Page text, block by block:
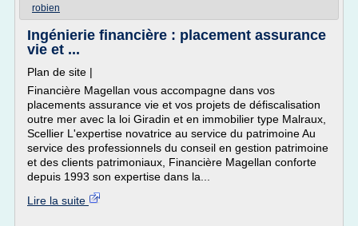
robien
Ingénierie financière : placement assurance
vie et ...
Plan de site |
Financière Magellan vous accompagne dans vos
placements assurance vie et vos projets de défiscalisation
outre mer avec la loi Giradin et en immobilier type Malraux,
Scellier L'expertise novatrice au service du patrimoine Au
service des professionnels du conseil en gestion patrimoine
et des clients patrimoniaux, Financière Magellan conforte
depuis 1993 son expertise dans la...
Lire la suite